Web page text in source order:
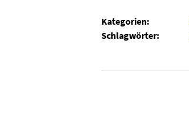
Kategorien:
Schlagwörter: